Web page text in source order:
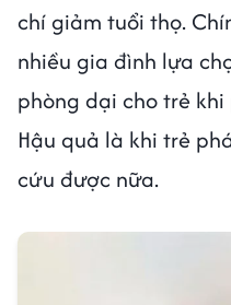
chí giảm tuổi thọ.
nhiều gia đình lựa
phòng dại cho trẻ
Hậu quả là khi trẻ
cứu được nữa.